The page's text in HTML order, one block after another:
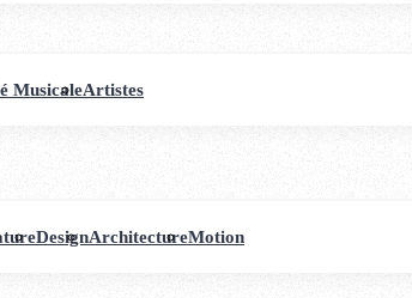
MusicaleArtistes
DesignArchitectureMotion